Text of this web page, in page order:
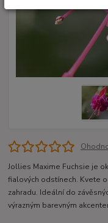
Jollies Maxime Fuchsie je
fialových odstínech. Kvete
zahradu. Ideální do
výrazným barevným